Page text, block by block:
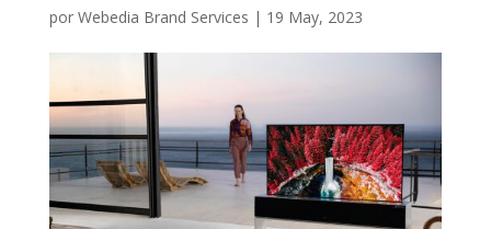
por Webedia Brand Services | 19 May, 2023